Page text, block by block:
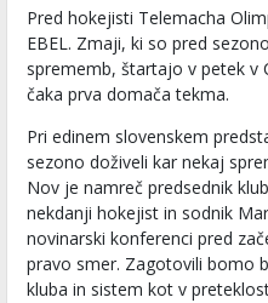
Pred hokejisti Telemacha
EBEL. Zmaji, ki so pred
sprememb, štartajo v petek v
čaka prva domača tekma.
Pri edinem slovenskem
sezono doživeli kar nekaj
Nov je namreč predsednik
nekdanji hokejist in sodnik
novinarski konferenci pred
pravo smer. Zagotovili bomo
kluba in sistem kot v